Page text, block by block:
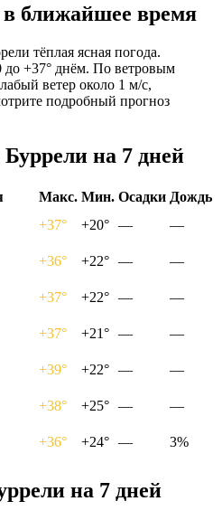
ближайшее время
тёплая ясная погода.
до +37° днём. По ветровым
ветер около 1 м/с,
подробный прогноз
на 7 дней
Макс. Мин. Осадки Дождь
+37° +20° —
—
+36° +22° —
—
+37° +22° —
—
+37° +21° —
—
+39° +22° —
—
+38° +25° —
—
+36° +24° — 3%
на 7 дней